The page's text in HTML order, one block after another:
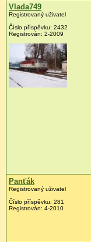
Vlada749
Registrovaný uživatel
Číslo příspěvku: 2432
Registrován: 2-2009
Panťák
Registrovaný uživatel
Číslo příspěvku: 281
Registrován: 4-2010